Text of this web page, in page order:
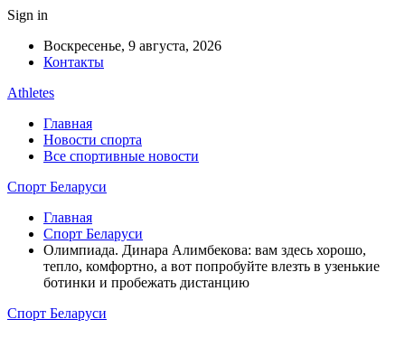
Sign in
Воскресенье, 9 августа, 2026
Контакты
Athletes
Главная
Новости спорта
Все спортивные новости
Спорт Беларуси
Главная
Спорт Беларуси
Олимпиада. Динара Алимбекова: вам здесь хорошо,
тепло, комфортно, а вот попробуйте влезть в узенькие
ботинки и пробежать дистанцию
Спорт Беларуси